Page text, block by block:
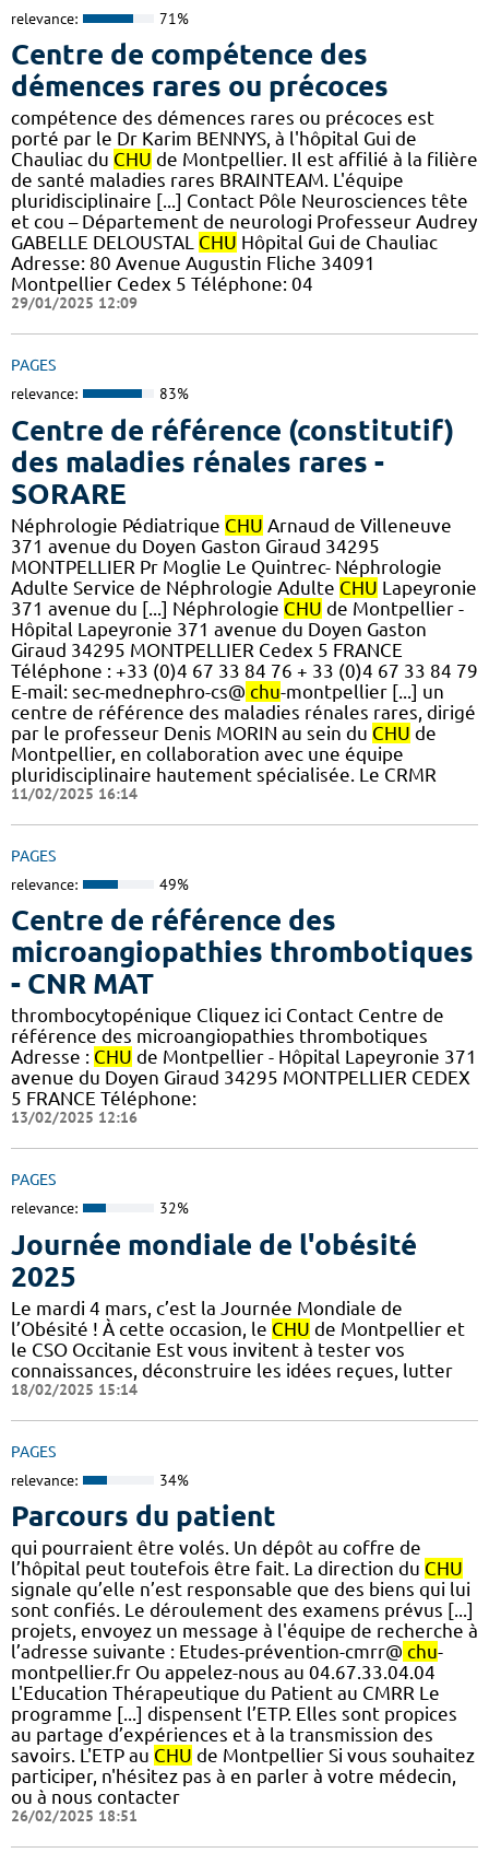
relevance: 71%
Centre de compétence des
démences rares ou précoces
compétence des démences rares ou précoces est
porté par le Dr Karim BENNYS, à l'hôpital Gui de
Chauliac du CHU de Montpellier. Il est affilié à la filière
de santé maladies rares BRAINTEAM. L'équipe
pluridisciplinaire [...] Contact Pôle Neurosciences tête
et cou – Département de neurologi Professeur Audrey
GABELLE DELOUSTAL CHU Hôpital Gui de Chauliac
Adresse: 80 Avenue Augustin Fliche 34091
Montpellier Cedex 5 Téléphone: 04
29/01/2025 12:09
PAGES
relevance: 83%
Centre de référence (constitutif)
des maladies rénales rares -
SORARE
Néphrologie Pédiatrique CHU Arnaud de Villeneuve
371 avenue du Doyen Gaston Giraud 34295
MONTPELLIER Pr Moglie Le Quintrec- Néphrologie
Adulte Service de Néphrologie Adulte CHU Lapeyronie
371 avenue du [...] Néphrologie CHU de Montpellier -
Hôpital Lapeyronie 371 avenue du Doyen Gaston
Giraud 34295 MONTPELLIER Cedex 5 FRANCE
Téléphone : +33 (0)4 67 33 84 76 + 33 (0)4 67 33 84 79
E-mail: sec-mednephro-cs@ chu-montpellier [...] un
centre de référence des maladies rénales rares, dirigé
par le professeur Denis MORIN au sein du CHU de
Montpellier, en collaboration avec une équipe
pluridisciplinaire hautement spécialisée. Le CRMR
11/02/2025 16:14
PAGES
relevance: 49%
Centre de référence des
microangiopathies thrombotiques
- CNR MAT
thrombocytopénique Cliquez ici Contact Centre de
référence des microangiopathies thrombotiques
Adresse : CHU de Montpellier - Hôpital Lapeyronie 371
avenue du Doyen Giraud 34295 MONTPELLIER CEDEX
5 FRANCE Téléphone:
13/02/2025 12:16
PAGES
relevance: 32%
Journée mondiale de l'obésité
2025
Le mardi 4 mars, c’est la Journée Mondiale de
l’Obésité ! À cette occasion, le CHU de Montpellier et
le CSO Occitanie Est vous invitent à tester vos
connaissances, déconstruire les idées reçues, lutter
18/02/2025 15:14
PAGES
relevance: 34%
Parcours du patient
qui pourraient être volés. Un dépôt au coffre de
l’hôpital peut toutefois être fait. La direction du CHU
signale qu’elle n’est responsable que des biens qui lui
sont confiés. Le déroulement des examens prévus [...]
projets, envoyez un message à l'équipe de recherche à
l’adresse suivante : Etudes-prévention-cmrr@ chu-
montpellier.fr Ou appelez-nous au 04.67.33.04.04
L'Education Thérapeutique du Patient au CMRR Le
programme [...] dispensent l’ETP. Elles sont propices
au partage d’expériences et à la transmission des
savoirs. L'ETP au CHU de Montpellier Si vous souhaitez
participer, n'hésitez pas à en parler à votre médecin,
ou à nous contacter
26/02/2025 18:51